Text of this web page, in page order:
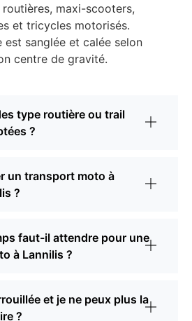
maxi-scooters,
et tricycles motorisés.
est sanglée et calée selon
centre de gravité.
type routière ou trail
?
un transport moto à
?
faut-il attendre pour une
à Lannilis ?
et je ne peux plus la
?